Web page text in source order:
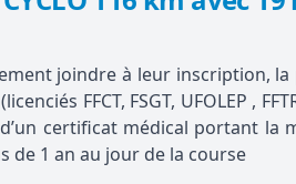
joindre à leur inscription,
FFCT, FSGT, UFOLEP ,
certificat médical portant la
de 1 an au jour de la course